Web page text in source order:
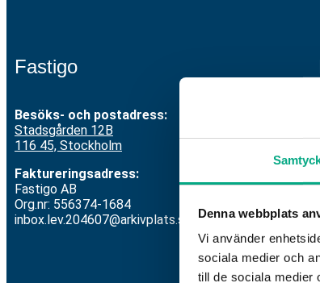
Denna webbplats
Vi använder
sociala medier och
till de sociala medier
Fastigo
Besöks- och postadress:
Stadsgården 12 B
116 45, Stockholm
Faktureringsadress:
Fastigo AB
Org.nr: 556374-1684
inbox.lev.204607@arkivplats.se